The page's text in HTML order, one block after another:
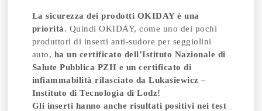
La sicurezza dei prodotti OKIDAY è una
priorità. Quindi OKIDAY, come uno dei pochi
produttori di inserti anti-sudore per seggiolini
auto, ha un certificato dell’Istituto Nazionale di
Salute Pubblica PZH e un certificato di
infiammabilità rilasciato da Lukasiewicz –
Instituto di Tecnologia di Lodz!
Gli inserti hanno anche risultati positivi nei test